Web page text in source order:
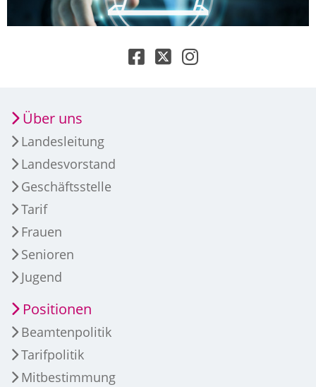
Über uns
Landesleitung
Landesvorstand
Geschäftsstelle
Tarif
Frauen
Senioren
Jugend
Positionen
Beamtenpolitik
Tarifpolitik
Mitbestimmung